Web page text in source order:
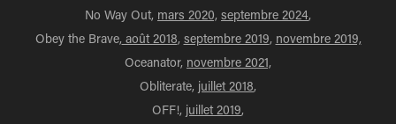
No Way Out, mars 2020, septembre 2024,
Obey the Brave,août 2018, septembre 2019, novembre 2019,
Oceanator, novembre 2021,
Obliterate, juillet 2018,
OFF!, juillet 2019,